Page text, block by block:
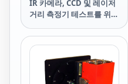
-54°C to +71°C)
IR 카메라, CCD 및 레이저
거리 측정기 테스트를 위한